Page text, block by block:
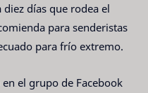
días que rodea el
para senderistas
para frío extremo.
el grupo de Facebook